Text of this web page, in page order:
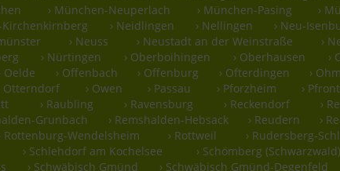
› München-Neuperlach › München-Pasing ›
› Neidlingen › Nellingen › Neu-
› Neuss › Neustadt an der Weinstraße ›
› Nürtingen › Oberboihingen › Oberhausen ›
Oelde › Offenbach › Offenburg › Ofterdingen ›
Otterndorf › Owen › Passau › Pforzheim ›
› Raubling › Ravensburg › Reckendorf ›
Grunbach › Remshalden-Hebsack › Reudern ›
Rottenburg-Wendelsheim › Rottweil › Rudersberg-
› Schlehdorf am Kochelsee › Schömberg (Schwarzwald)
› Schwäbisch Gmünd › Schwäbisch Gmünd-Degenfeld